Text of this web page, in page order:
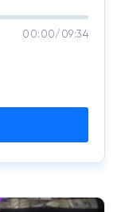
00:00/ 09:34